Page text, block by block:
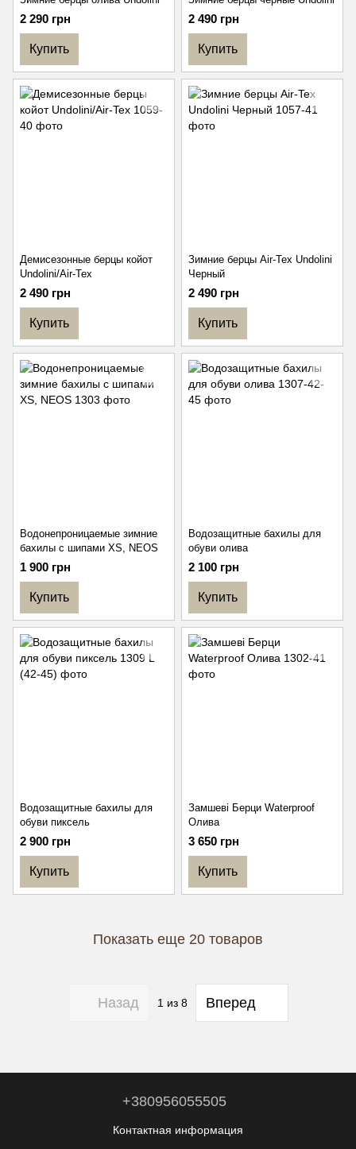
2 290 грн
Купить
2 490 грн
Купить
Демисезонные берцы койот
Undolini/Air-Tex
2 490 грн
Купить
Зимние берцы Air-Tex Undolini
Черный
2 490 грн
Купить
Водонепроницаемые зимние
бахилы с шипами XS, NEOS
1 900 грн
Купить
Водозащитные бахилы для
обуви олива
2 100 грн
Купить
Водозащитные бахилы для
обуви пиксель
2 900 грн
Купить
Замшеві Берци Waterproof
Олива
3 650 грн
Купить
Показать еще 20 товаров
Назад 1 из 8 Вперед
+380956055505
Контактная информация